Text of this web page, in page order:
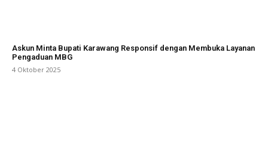
Askun Minta Bupati Karawang Responsif dengan Membuka Layanan
Pengaduan MBG
4 Oktober 2025